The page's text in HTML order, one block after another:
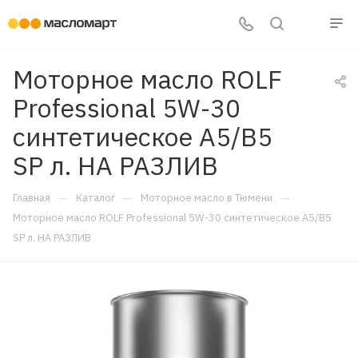
Моторное масло ROLF
Professional 5W-30
синтетическое A5/B5
SP л. НА РАЗЛИВ
Главная — Каталог — Моторное масло в Тюмени —
Моторное масло ROLF Professional 5W-30 синтетическое A5/B5
SP л. НА РАЗЛИВ